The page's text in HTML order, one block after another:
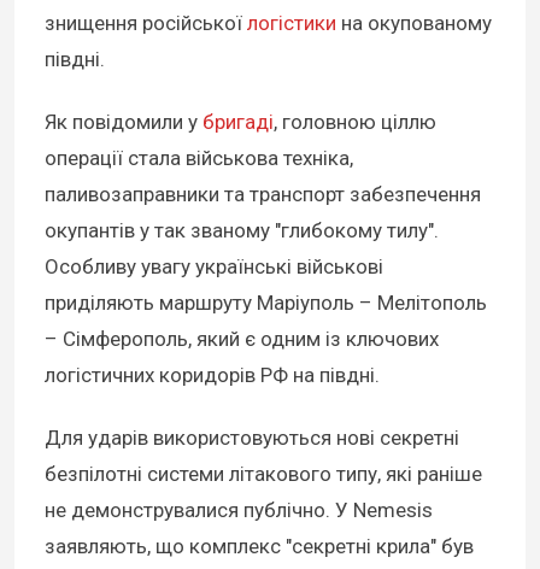
знищення російської логістики на окупованому
півдні.
Як повідомили у бригаді, головною ціллю
операції стала військова техніка,
паливозаправники та транспорт забезпечення
окупантів у так званому "глибокому тилу".
Особливу увагу українські військові
приділяють маршруту Маріуполь – Мелітополь
– Сімферополь, який є одним із ключових
логістичних коридорів РФ на півдні.
Для ударів використовуються нові секретні
безпілотні системи літакового типу, які раніше
не демонструвалися публічно. У Nemesis
заявляють, що комплекс "секретні крила" був